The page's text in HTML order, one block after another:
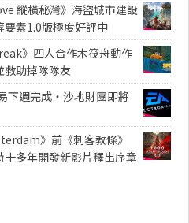
縱橫秘灣》海盜城市建設
素1.0版極度好評中
》四人合作木筏舟動作
救助掉隊隊友
下週完成・沙地財團即將
》前《刺客教條》
多年開發新影片釋出序章